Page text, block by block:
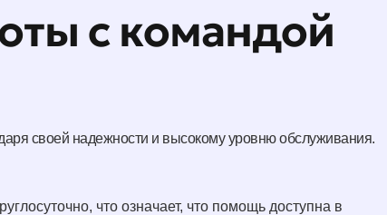
с командой
своей надежности и высокому уровню обслуживания.
что означает, что помощь доступна в